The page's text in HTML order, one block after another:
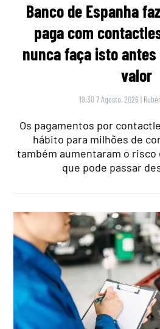
Banco de Espanha
paga com
nunca faça isto
valor
19:30 7 Agosto, 2026 |
Os pagamentos por
hábito para milhões de
também aumentaram o
que pode passar